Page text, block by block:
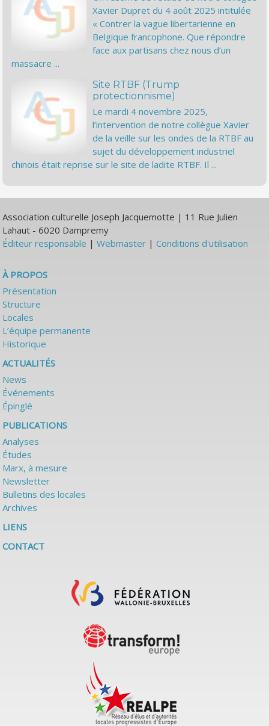
Xavier Dupret du 4 août 2025 intitulée
« Contrer la vague libertarienne en
Belgique francophone. Que répondre
face aux partisans chez nous d’un
massacre ...
Site RTBF (Trump
protectionnisme)
Le mardi 4 novembre 2025,
l’intervention de notre collègue Xavier
de la veille sur les ondes de la RTBF au
sujet du développement industriel
chinois était reprise sur le site de ladite RTBF. Il ...
Association culturelle Joseph Jacquemotte | 11 Rue Julien
Lahaut - 6020 Dampremy
Éditeur responsable |Webmaster |Conditions d'utilisation
À PROPOS
Présentation
Structure
Locales
L’équipe permanente
Historique
ACTUALITÉS
News
Événements
Épinglé
PUBLICATIONS
Analyses
Études
Marx, à mesure
Newsletter
Bulletins des locales
Archives
LIENS
CONTACT